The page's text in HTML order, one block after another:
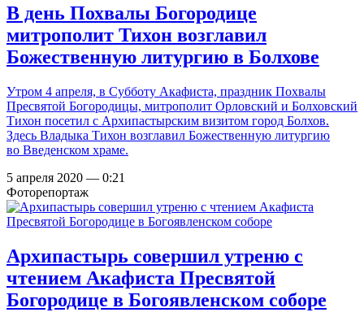
В день Похвалы Богородице
митрополит Тихон возглавил
Божественную литургию в Болхове
Утром 4 апреля, в Субботу Акафиста, праздник Похвалы
Пресвятой Богородицы, митрополит Орловский и Болховский
Тихон посетил с Архипастырским визитом город Болхов.
Здесь Владыка Тихон возглавил Божественную литургию
во Введенском храме.
5 апреля 2020 — 0:21
Фоторепортаж
Архипастырь совершил утреню с
чтением Акафиста Пресвятой
Богородице в Богоявленском соборе